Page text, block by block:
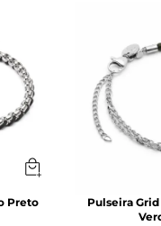
Preto
Pulseira